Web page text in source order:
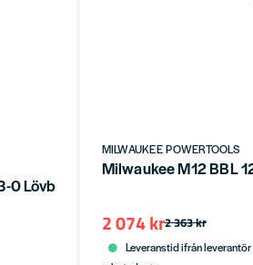
Lövblås 18V (utan batteri)
MILWAUKEE POWERTOOLS
Milwaukee M12 BBL
2 363 kr
2 074 kr
Leveranstid ifrån leverantör